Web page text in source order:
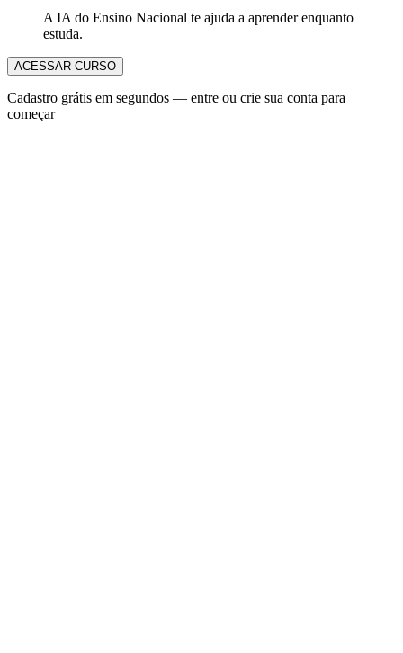
A IA do Ensino Nacional te ajuda a aprender enquanto
estuda.
ACESSAR CURSO
Cadastro grátis em segundos — entre ou crie sua conta para
começar